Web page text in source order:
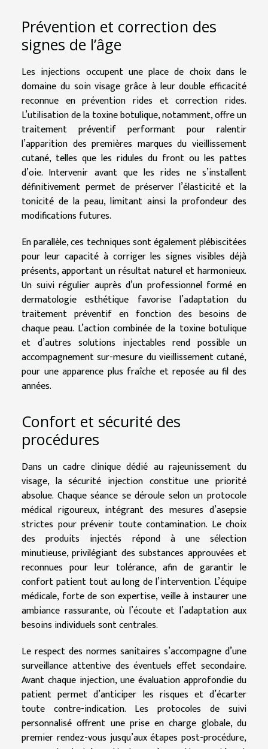
Prévention et correction des
signes de l’âge
Les injections occupent une place de choix dans le
domaine du soin visage grâce à leur double efficacité
reconnue en prévention rides et correction rides.
L’utilisation de la toxine botulique, notamment, offre un
traitement préventif performant pour ralentir
l’apparition des premières marques du vieillissement
cutané, telles que les ridules du front ou les pattes
d’oie. Intervenir avant que les rides ne s’installent
définitivement permet de préserver l’élasticité et la
tonicité de la peau, limitant ainsi la profondeur des
modifications futures.
En parallèle, ces techniques sont également plébiscitées
pour leur capacité à corriger les signes visibles déjà
présents, apportant un résultat naturel et harmonieux.
Un suivi régulier auprès d’un professionnel formé en
dermatologie esthétique favorise l’adaptation du
traitement préventif en fonction des besoins de
chaque peau. L’action combinée de la toxine botulique
et d’autres solutions injectables rend possible un
accompagnement sur-mesure du vieillissement cutané,
pour une apparence plus fraîche et reposée au fil des
années.
Confort et sécurité des
procédures
Dans un cadre clinique dédié au rajeunissement du
visage, la sécurité injection constitue une priorité
absolue. Chaque séance se déroule selon un protocole
médical rigoureux, intégrant des mesures d’asepsie
strictes pour prévenir toute contamination. Le choix
des produits injectés répond à une sélection
minutieuse, privilégiant des substances approuvées et
reconnues pour leur tolérance, afin de garantir le
confort patient tout au long de l’intervention. L’équipe
médicale, forte de son expertise, veille à instaurer une
ambiance rassurante, où l’écoute et l’adaptation aux
besoins individuels sont centrales.
Le respect des normes sanitaires s’accompagne d’une
surveillance attentive des éventuels effet secondaire.
Avant chaque injection, une évaluation approfondie du
patient permet d’anticiper les risques et d’écarter
toute contre-indication. Les protocoles de suivi
personnalisé offrent une prise en charge globale, du
premier rendez-vous jusqu’aux étapes post-procédure,